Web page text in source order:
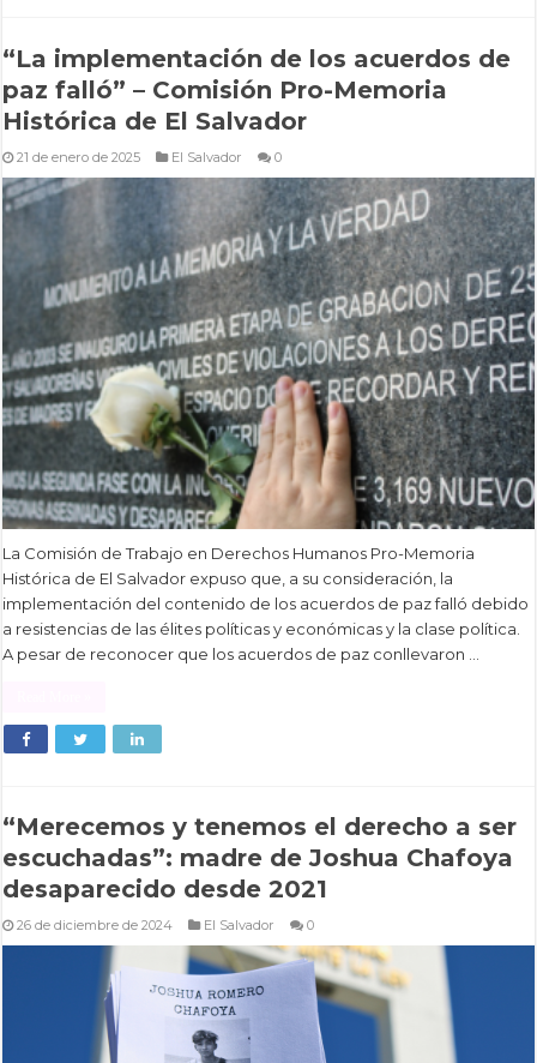
“La implementación de los acuerdos de
paz falló” – Comisión Pro-Memoria
Histórica de El Salvador
21 de enero de 2025 El Salvador 0
La Comisión de Trabajo en Derechos Humanos Pro-Memoria
Histórica de El Salvador expuso que, a su consideración, la
implementación del contenido de los acuerdos de paz falló debido
a resistencias de las élites políticas y económicas y la clase política.
A pesar de reconocer que los acuerdos de paz conllevaron …
“Merecemos y tenemos el derecho a ser
escuchadas”: madre de Joshua Chafoya
desaparecido desde 2021
26 de diciembre de 2024 El Salvador 0